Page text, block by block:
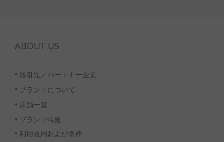
ABOUT US
• 取引先／パートナー企業
• ブランドについて
• 店舗一覧
• ブランド特集
• 利用規約および条件